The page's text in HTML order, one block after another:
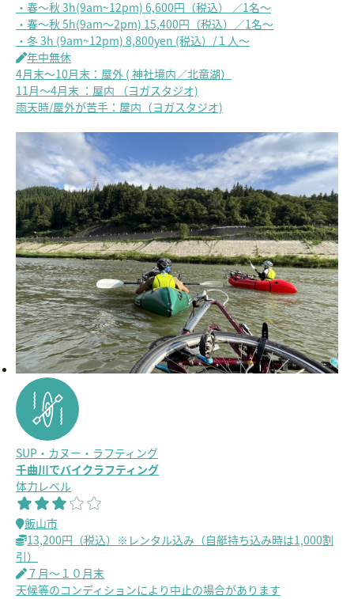
・春～秋 3h(9am~12pm) 6,600円（税込） ／1名～
・春～秋 5h(9am～2pm) 15,400円（税込）／1名～
・冬 3h (9am~12pm) 8,800yen (税込）/１人～
年中無休
4月末～10月末：屋外 ( 神社境内／北竜湖）
11月～4月末 ：屋内 （ヨガスタジオ)
雨天時/屋外が苦手：屋内（ヨガスタジオ)
SUP・カヌー・ラフティング
千曲川でバイクラフティング
体力レベル
飯山市
13,200円（税込）※レンタル込み（自艇持ち込み時は1,000割
引）
７月～１０月末
天候等のコンディションにより中止の場合があります